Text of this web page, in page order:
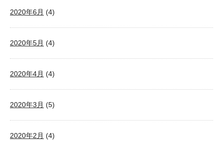
2020年6月 (4)
2020年5月 (4)
2020年4月 (4)
2020年3月 (5)
2020年2月 (4)